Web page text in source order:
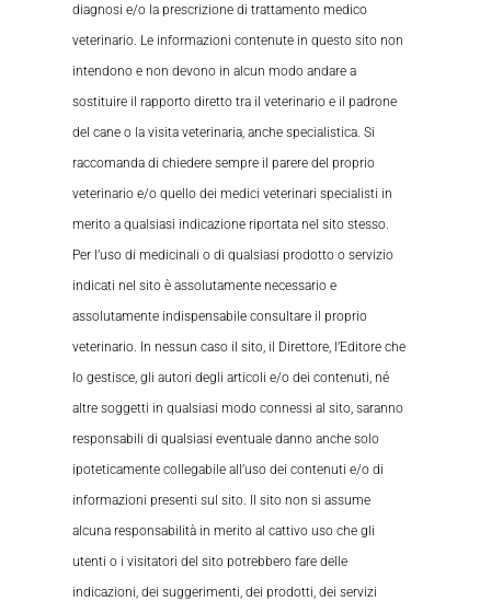
diagnosi e/o la prescrizione di trattamento medico
veterinario. Le informazioni contenute in questo sito non
intendono e non devono in alcun modo andare a
sostituire il rapporto diretto tra il veterinario e il padrone
del cane o la visita veterinaria, anche specialistica. Si
raccomanda di chiedere sempre il parere del proprio
veterinario e/o quello dei medici veterinari specialisti in
merito a qualsiasi indicazione riportata nel sito stesso.
Per l’uso di medicinali o di qualsiasi prodotto o servizio
indicati nel sito è assolutamente necessario e
assolutamente indispensabile consultare il proprio
veterinario. In nessun caso il sito, il Direttore, l’Editore che
lo gestisce, gli autori degli articoli e/o dei contenuti, né
altre soggetti in qualsiasi modo connessi al sito, saranno
responsabili di qualsiasi eventuale danno anche solo
ipoteticamente collegabile all’uso dei contenuti e/o di
informazioni presenti sul sito. Il sito non si assume
alcuna responsabilità in merito al cattivo uso che gli
utenti o i visitatori del sito potrebbero fare delle
indicazioni, dei suggerimenti, dei prodotti, dei servizi